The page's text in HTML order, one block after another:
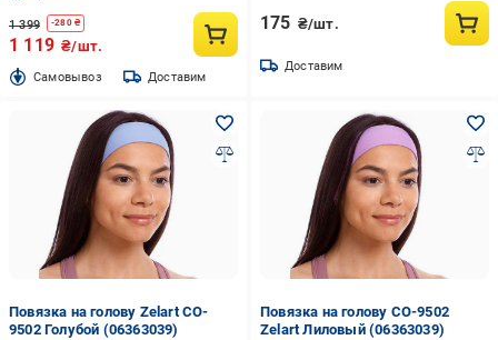
1 399 -280₴
1 119 ₴/шт.
Cамовывоз Доставим
175 ₴/шт.
Доставим
Повязка на голову Zelart CO-
9502 Голубой (06363039)
Повязка на голову CO-9502
Zelart Лиловый (06363039)